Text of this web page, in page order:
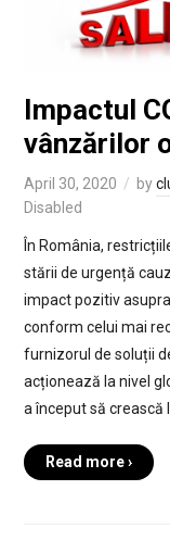
Impactul
vânzărilor
April 30, 2020 by
Disabled
În România,
stării de urgență
impact pozitiv
conform celui mai
furnizorul de soluții
acționează la nivel
a început să crească
Read more ›